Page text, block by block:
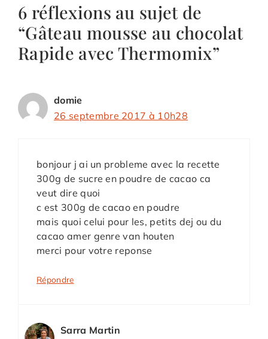
6 réflexions au sujet de
“Gâteau mousse au chocolat
Rapide avec Thermomix”
domie
26 septembre 2017 à 10h28
bonjour j ai un probleme avec la recette
300g de sucre en poudre de cacao ca
veut dire quoi
c est 300g de cacao en poudre
mais quoi celui pour les, petits dej ou du
cacao amer genre van houten
merci pour votre reponse
Répondre
Sarra Martin